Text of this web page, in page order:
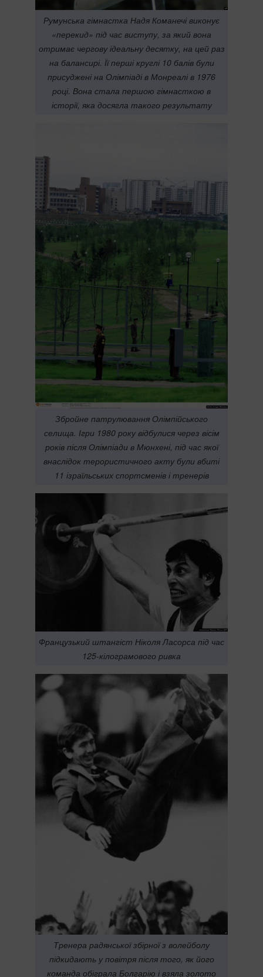
Румунська гімнастка Надя Команечі виконує
«перекид» під час виступу, за який вона
отримає чергову ідеальну десятку, на цей раз
на балансирі. Її перші круглі 10 балів були
присуджені на Олімпіаді в Монреалі в 1976
році. Вона стала першою гімнасткою в
історії, яка досягла такого результату
Збройне патрулювання Олімпійського
селища. Ігри 1980 року відбулися через вісім
років після Олімпіади в Мюнхені, під час якої
внаслідок терористичного акту були вбиті
11 ізраїльських спортсменів і тренерів
Французький штангіст Ніколя Ласорса під час
125-кілограмового ривка
Тренера радянської збірної з волейболу
підкидають у повітря після того, як його
команда обіграла Болгарію і взяла золото